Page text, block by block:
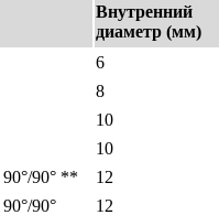
Внутренний
диаметр (мм)
6
8
10
10
90° **
12
90°
12